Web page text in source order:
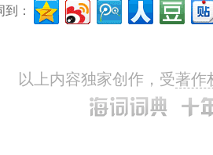
：
以上内容独家创作，受著作